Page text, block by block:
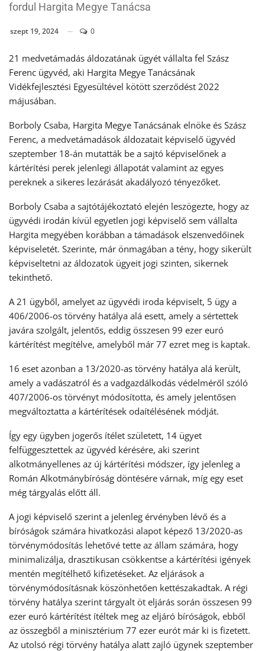
fordul Hargita Megye Tanácsa
szept 19, 2024 0
21 medvetámadás áldozatának ügyét vállalta fel Szász
Ferenc ügyvéd, aki Hargita Megye Tanácsának
Vidékfejlesztési Egyesültével kötött szerződést 2022
májusában.
Borboly Csaba, Hargita Megye Tanácsának elnöke és Szász
Ferenc, a medvetámadások áldozatait képviselő ügyvéd
szeptember 18-án mutatták be a sajtó képviselőnek a
kártérítési perek jelenlegi állapotát valamint az egyes
pereknek a sikeres lezárását akadályozó tényezőket.
Borboly Csaba a sajtótájékoztató elején leszögezte, hogy az
ügyvédi irodán kívül egyetlen jogi képviselő sem vállalta
Hargita megyében korábban a támadások elszenvedőinek
képviseletét. Szerinte, már önmagában a tény, hogy sikerült
képviseltetni az áldozatok ügyeit jogi szinten, sikernek
tekinthető.
A 21 ügyből, amelyet az ügyvédi iroda képviselt, 5 ügy a
406/2006-os törvény hatálya alá esett, amely a sértettek
javára szolgált, jelentős, eddig összesen 99 ezer euró
kártérítést megítélve, amelyből már 77 ezret meg is kaptak.
16 eset azonban a 13/2020-as törvény hatálya alá került,
amely a vadászatról és a vadgazdálkodás védelméről szóló
407/2006-os törvényt módosította, és amely jelentősen
megváltoztatta a kártérítések odaítélésének módját.
Így egy ügyben jogerős ítélet született, 14 ügyet
felfüggesztettek az ügyvéd kérésére, aki szerint
alkotmányellenes az új kártérítési módszer, így jelenleg a
Román Alkotmánybíróság döntésére várnak, míg egy eset
még tárgyalás előtt áll.
A jogi képviselő szerint a jelenleg érvényben lévő és a
bíróságok számára hivatkozási alapot képező 13/2020-as
törvénymódosítás lehetővé tette az állam számára, hogy
minimalizálja, drasztikusan csökkentse a kártérítési igények
mentén megítélhető kifizetéseket. Az eljárások a
törvénymódosításnak köszönhetően kettészakadtak. A régi
törvény hatálya szerint tárgyalt öt eljárás során összesen 99
ezer euró kártérítést ítéltek meg az eljáró bíróságok, ebből
az összegből a minisztérium 77 ezer eurót már ki is fizetett.
Az utolsó régi törvény hatálya alatt zajló ügynek szeptember